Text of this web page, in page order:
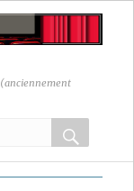
(anciennement
OK